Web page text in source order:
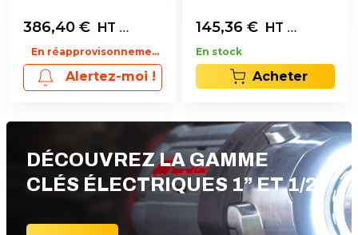
386,40 € HT L'unité
En réapprovisonnement
Alertez-moi !
145,36 € HT L'unité
En stock
Acheter
DÉCOUVREZ LA GAMME
CLÉS ÉLECTRIQUES 1” ET 1/2“